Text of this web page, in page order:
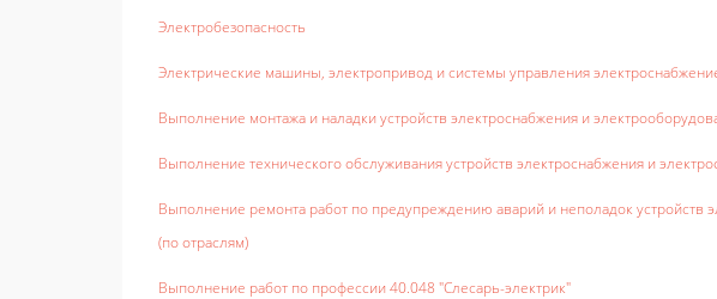
Электробезопасность
Электрические машины, электропривод и системы управления
Выполнение монтажа и наладки устройств электроснабжения и
Выполнение технического обслуживания устройств электроснабжения и
Выполнение ремонта работ по предупреждению аварий и неполадок устройств
(по отраслям)
Выполнение работ по профессии 40.048 "Слесарь-электрик"